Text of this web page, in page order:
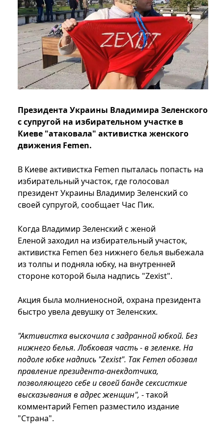
Президента Украины Владимира Зеленского
с супругой на избирательном участке в
Киеве "атаковала" активистка женского
движения Femen.
В Киеве активистка Femen пыталась попасть на
избирательный участок, где голосовал
президент Украины Владимир Зеленский со
своей супругой, сообщает Час Пик.
Когда Владимир Зеленский с женой
Еленой заходил на избирательный участок,
активистка Femen без нижнего белья выбежала
из толпы и подняла юбку, на внутренней
стороне которой была надпись "Zexist".
Акция была молниеносной, охрана президента
быстро увела девушку от Зеленских.
"Активистка выскочила с задранной юбкой. Без
нижнего белья. Лобковая часть - в зеленке. На
подоле юбке надпись "Zexist". Так Femen обозвал
правление президента-анекдотчика,
позволяющего себе и своей банде сексисткие
высказывания в адрес женщин", - такой
комментарий Femen разместило издание
"Страна".